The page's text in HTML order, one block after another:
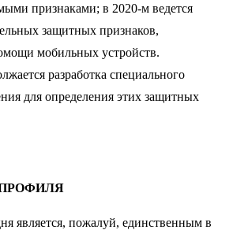
признаками; в 2020-м ведется
защитных признаков,
мобильных устройств.
разработка специального
для определения этих защитных
является, пожалуй, единственным в